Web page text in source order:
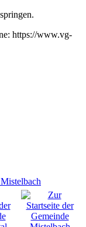
springen.
https://www.vg-